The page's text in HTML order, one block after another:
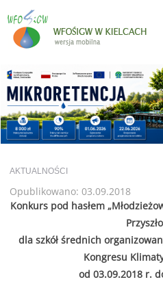
AKTUALNOŚCI
Opublikowano: 03.09.2018
Konkurs pod hasłem
dla szkół średnich
Kongresu
od 03.09.2018 r.